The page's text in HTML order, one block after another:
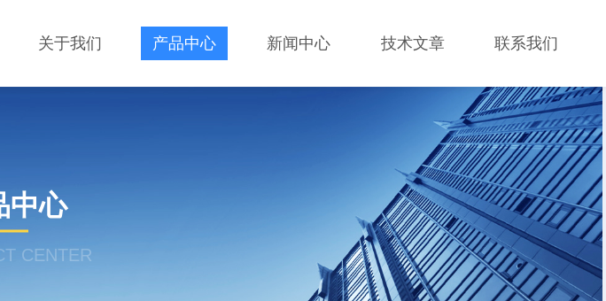
关于我们 产品中心 新闻中心 技术文章 联系我们
中心
CENTER